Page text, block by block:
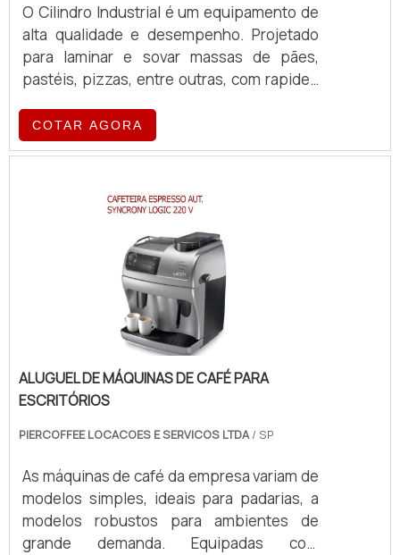
O Cilindro Industrial é um equipamento de
alta qualidade e desempenho. Projetado
para laminar e sovar massas de pães,
pastéis, pizzas, entre outras, com rapidez
padarias, confeitarias, restaurantes,
cozinhas industriais e outros
COTAR AGORA
ALUGUEL DE MÁQUINAS DE CAFÉ PARA
ESCRITÓRIOS
PIERCOFFEE LOCACOES E SERVICOS LTDA/ SP
As máquinas de café da empresa variam de
modelos simples, ideais para padarias, a
modelos robustos para ambientes de
grande demanda. Equipadas com